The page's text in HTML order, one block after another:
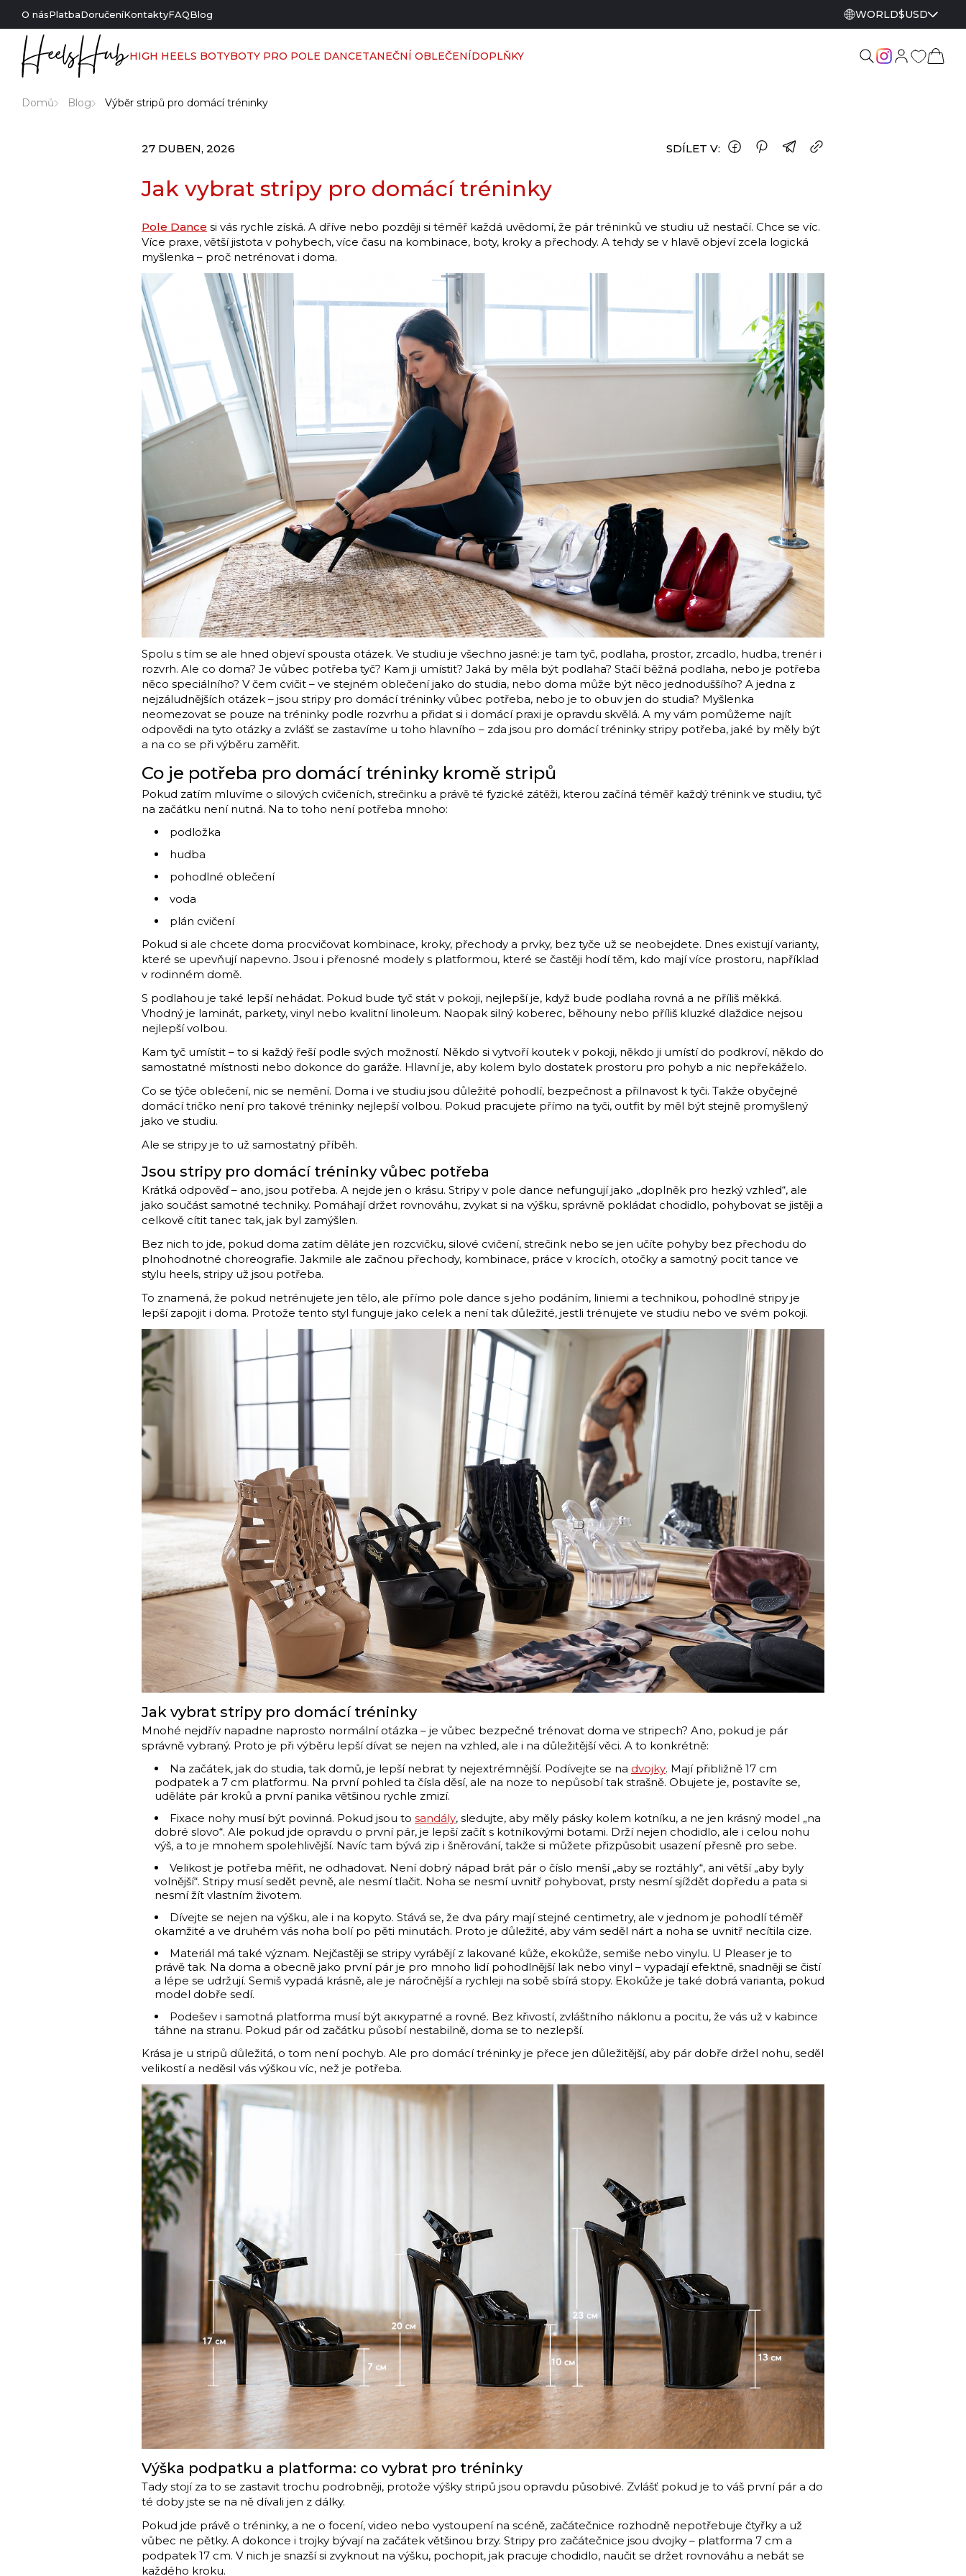
O násPlatbaDoručeníKontaktyFAQBlog WORLD$USD
HIGH HEELS BOTYBOTY PRO POLE DANCETANEČNÍ OBLEČENÍDOPLŇKY
Domů Blog Výběr stripů pro domácí tréninky
27 DUBEN, 2026 SDÍLET V:
Jak vybrat stripy pro domácí tréninky
Pole Dance si vás rychle získá. A dříve nebo později si téměř každá uvědomí, že pár tréninků ve studiu už nestačí. Chce se víc.
Více praxe, větší jistota v pohybech, více času na kombinace, boty, kroky a přechody. A tehdy se v hlavě objeví zcela logická
myšlenka – proč netrénovat i doma.
Spolu s tím se ale hned objeví spousta otázek. Ve studiu je všechno jasné: je tam tyč, podlaha, prostor, zrcadlo, hudba, trenér i
rozvrh. Ale co doma? Je vůbec potřeba tyč? Kam ji umístit? Jaká by měla být podlaha? Stačí běžná podlaha, nebo je potřeba
něco speciálního? V čem cvičit – ve stejném oblečení jako do studia, nebo doma může být něco jednoduššího? A jedna z
nejzáludnějších otázek – jsou stripy pro domácí tréninky vůbec potřeba, nebo je to obuv jen do studia? Myšlenka
neomezovat se pouze na tréninky podle rozvrhu a přidat si i domácí praxi je opravdu skvělá. A my vám pomůžeme najít
odpovědi na tyto otázky a zvlášť se zastavíme u toho hlavního – zda jsou pro domácí tréninky stripy potřeba, jaké by měly být
a na co se při výběru zaměřit.
Co je potřeba pro domácí tréninky kromě stripů
Pokud zatím mluvíme o silových cvičeních, strečinku a právě té fyzické zátěži, kterou začíná téměř každý trénink ve studiu, tyč
na začátku není nutná. Na to toho není potřeba mnoho:
podložka
hudba
pohodlné oblečení
voda
plán cvičení
Pokud si ale chcete doma procvičovat kombinace, kroky, přechody a prvky, bez tyče už se neobejdete. Dnes existují varianty,
které se upevňují napevno. Jsou i přenosné modely s platformou, které se častěji hodí těm, kdo mají více prostoru, například
v rodinném domě.
S podlahou je také lepší nehádat. Pokud bude tyč stát v pokoji, nejlepší je, když bude podlaha rovná a ne příliš měkká.
Vhodný je laminát, parkety, vinyl nebo kvalitní linoleum. Naopak silný koberec, běhouny nebo příliš kluzké dlaždice nejsou
nejlepší volbou.
Kam tyč umístit – to si každý řeší podle svých možností. Někdo si vytvoří koutek v pokoji, někdo ji umístí do podkroví, někdo do
samostatné místnosti nebo dokonce do garáže. Hlavní je, aby kolem bylo dostatek prostoru pro pohyb a nic nepřekáželo.
Co se týče oblečení, nic se nemění. Doma i ve studiu jsou důležité pohodlí, bezpečnost a přilnavost k tyči. Takže obyčejné
domácí tričko není pro takové tréninky nejlepší volbou. Pokud pracujete přímo na tyči, outfit by měl být stejně promyšlený
jako ve studiu.
Ale se stripy je to už samostatný příběh.
Jsou stripy pro domácí tréninky vůbec potřeba
Krátká odpověď – ano, jsou potřeba. A nejde jen o krásu. Stripy v pole dance nefungují jako „doplněk pro hezký vzhled“, ale
jako součást samotné techniky. Pomáhají držet rovnováhu, zvykat si na výšku, správně pokládat chodidlo, pohybovat se jistěji a
celkově cítit tanec tak, jak byl zamýšlen.
Bez nich to jde, pokud doma zatím děláte jen rozcvičku, silové cvičení, strečink nebo se jen učíte pohyby bez přechodu do
plnohodnotné choreografie. Jakmile ale začnou přechody, kombinace, práce v krocích, otočky a samotný pocit tance ve
stylu heels, stripy už jsou potřeba.
To znamená, že pokud netrénujete jen tělo, ale přímo pole dance s jeho podáním, liniemi a technikou, pohodlné stripy je
lepší zapojit i doma. Protože tento styl funguje jako celek a není tak důležité, jestli trénujete ve studiu nebo ve svém pokoji.
Jak vybrat stripy pro domácí tréninky
Mnohé nejdřív napadne naprosto normální otázka – je vůbec bezpečné trénovat doma ve stripech? Ano, pokud je pár
správně vybraný. Proto je při výběru lepší dívat se nejen na vzhled, ale i na důležitější věci. A to konkrétně:
Na začátek, jak do studia, tak domů, je lepší nebrat ty nejextrémnější. Podívejte se na dvojky. Mají přibližně 17 cm
podpatek a 7 cm platformu. Na první pohled ta čísla děsí, ale na noze to nepůsobí tak strašně. Obujete je, postavíte se,
uděláte pár kroků a první panika většinou rychle zmizí.
Fixace nohy musí být povinná. Pokud jsou to sandály, sledujte, aby měly pásky kolem kotníku, a ne jen krásný model „na
dobré slovo“. Ale pokud jde opravdu o první pár, je lepší začít s kotníkovými botami. Drží nejen chodidlo, ale i celou nohu
výš, a to je mnohem spolehlivější. Navíc tam bývá zip i šněrování, takže si můžete přizpůsobit usazení přesně pro sebe.
Velikost je potřeba měřit, ne odhadovat. Není dobrý nápad brát pár o číslo menší „aby se roztáhly“, ani větší „aby byly
volnější“. Stripy musí sedět pevně, ale nesmí tlačit. Noha se nesmí uvnitř pohybovat, prsty nesmí sjíždět dopředu a pata si
nesmí žít vlastním životem.
Dívejte se nejen na výšku, ale i na kopyto. Stává se, že dva páry mají stejné centimetry, ale v jednom je pohodlí téměř
okamžité a ve druhém vás noha bolí po pěti minutách. Proto je důležité, aby vám seděl nárt a noha se uvnitř necítila cize.
Materiál má také význam. Nejčastěji se stripy vyrábějí z lakované kůže, ekokůže, semiše nebo vinylu. U Pleaser je to
právě tak. Na doma a obecně jako první pár je pro mnoho lidí pohodlnější lak nebo vinyl – vypadají efektně, snadněji se čistí
a lépe se udržují. Semiš vypadá krásně, ale je náročnější a rychleji na sobě sbírá stopy. Ekokůže je také dobrá varianta, pokud
model dobře sedí.
Podešev i samotná platforma musí být аккуратné a rovné. Bez křivostí, zvláštního náklonu a pocitu, že vás už v kabince
táhne na stranu. Pokud pár od začátku působí nestabilně, doma se to nezlepší.
Krása je u stripů důležitá, o tom není pochyb. Ale pro domácí tréninky je přece jen důležitější, aby pár dobře držel nohu, seděl
velikostí a neděsil vás výškou víc, než je potřeba.
Výška podpatku a platforma: co vybrat pro tréninky
Tady stojí za to se zastavit trochu podrobněji, protože výšky stripů jsou opravdu působivé. Zvlášť pokud je to váš první pár a do
té doby jste se na ně dívali jen z dálky.
Pokud jde právě o tréninky, a ne o focení, video nebo vystoupení na scéně, začátečnice rozhodně nepotřebuje čtyřky a už
vůbec ne pětky. A dokonce i trojky bývají na začátek většinou brzy. Stripy pro začátečnice jsou dvojky – platforma 7 cm a
podpatek 17 cm. V nich je snazší si zvyknout na výšku, pochopit, jak pracuje chodidlo, naučit se držet rovnováhu a nebát se
každého kroku.